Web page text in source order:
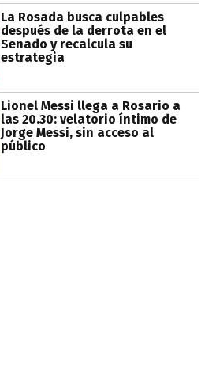
La Rosada busca culpables
después de la derrota en el
Senado y recalcula su
estrategia
Lionel Messi llega a Rosario a
las 20.30: velatorio íntimo de
Jorge Messi, sin acceso al
público